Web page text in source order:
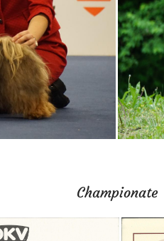
Championate